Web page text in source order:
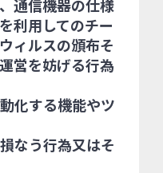
通信機器の仕様
利用してのチー
ィルスの頒布そ
営を妨げる行為
化する機能やツ
なう行為又はそ